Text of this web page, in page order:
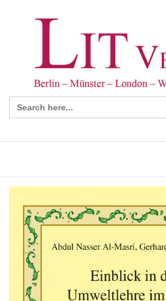
Search
for: